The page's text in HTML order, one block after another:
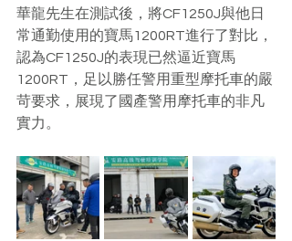
華龍先生在測試後，將CF1250J與他日
常通勤使用的寶馬1200RT進行了對比，
認為CF1250J的表現已然逼近寶馬
1200RT，足以勝任警用重型摩托車的嚴
苛要求，展現了國產警用摩托車的非凡
實力。